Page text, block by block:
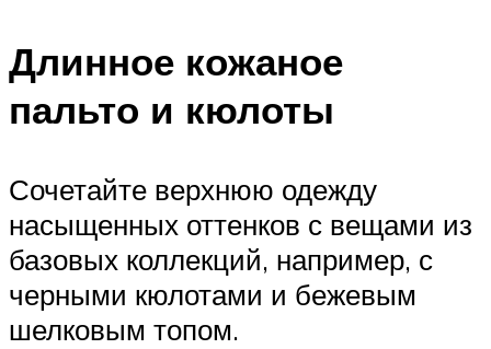
Длинное кожаное
пальто и кюлоты
Сочетайте верхнюю одежду
насыщенных оттенков с вещами из
базовых коллекций, например, с
черными кюлотами и бежевым
шелковым топом.